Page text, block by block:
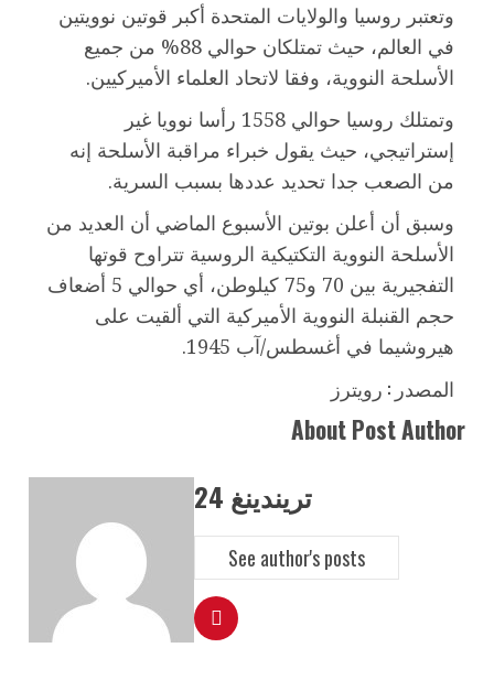
وتعتبر روسيا والولايات المتحدة أكبر قوتين نوويتين
في العالم، حيث تمتلكان حوالي 88% من جميع
الأسلحة النووية، وفقا لاتحاد العلماء الأميركيين.
وتمتلك روسيا حوالي 1558 رأسا نوويا غير
إستراتيجي، حيث يقول خبراء مراقبة الأسلحة إنه
من الصعب جدا تحديد عددها بسبب السرية.
وسبق أن أعلن بوتين الأسبوع الماضي أن العديد من
الأسلحة النووية التكتيكية الروسية تتراوح قوتها
التفجيرية بين 70 و75 كيلوطن، أي حوالي 5 أضعاف
حجم القنبلة النووية الأميركية التي ألقيت على
هيروشيما في أغسطس/آب 1945.
المصدر : رويترز
About Post Author
تريندينغ 24
See author's posts